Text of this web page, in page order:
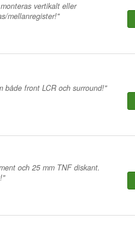
vertikalt eller
mellanregister!"
både front LCR och surround!"
och 25 mm TNF diskant.